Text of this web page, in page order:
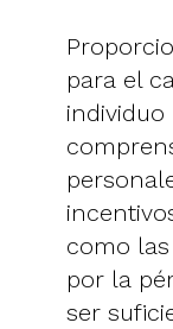
para el
individuo
como
por la
ser